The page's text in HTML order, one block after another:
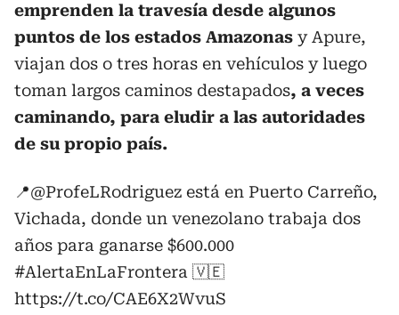
emprenden la travesía desde algunos
puntos de los estados Amazonas y Apure,
viajan dos o tres horas en vehículos y luego
toman largos caminos destapados, a veces
caminando, para eludir a las autoridades
de su propio país.
📍@ProfeLRodriguez está en Puerto Carreño,
Vichada, donde un venezolano trabaja dos
años para ganarse $600.000
#AlertaEnLaFrontera 🇻🇪
https://t.co/CAE6X2WvuS